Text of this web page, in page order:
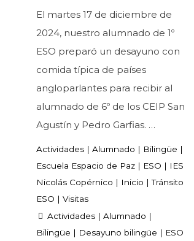
El martes 17 de diciembre de
2024, nuestro alumnado de 1º
ESO preparó un desayuno con
comida típica de países
angloparlantes para recibir al
alumnado de 6º de los CEIP San
Agustín y Pedro Garfias. …
Actividades | Alumnado | Bilingüe |
Escuela Espacio de Paz | ESO | IES
Nicolás Copérnico | Inicio | Tránsito
ESO | Visitas
Actividades| Alumnado |
Bilingüe | Desayuno bilingüe | ESO